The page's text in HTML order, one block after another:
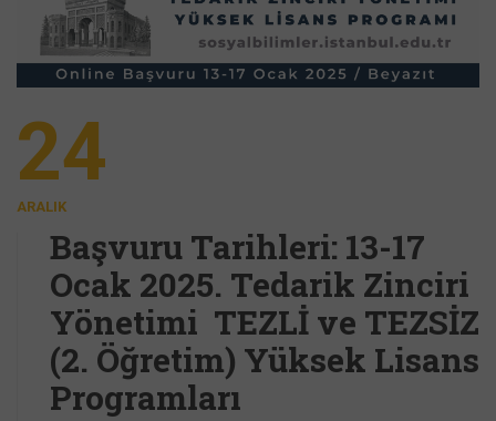
24
ARALIK
Başvuru Tarihleri: 13-17
Ocak 2025. Tedarik Zinciri
Yönetimi TEZLİ ve TEZSİZ
(2. Öğretim) Yüksek Lisans
Programları